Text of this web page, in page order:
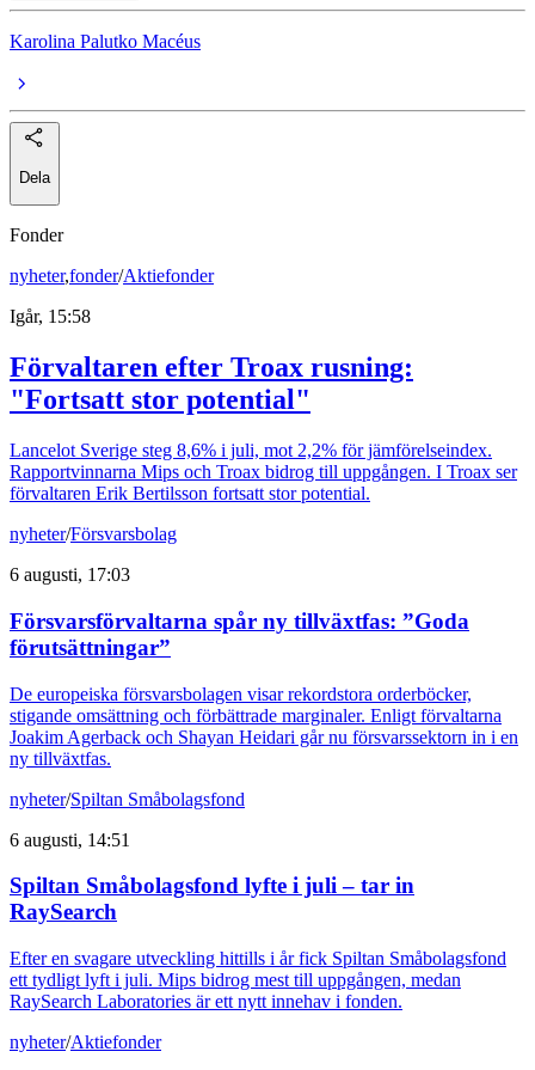
Karolina Palutko Macéus
Dela
Fonder
nyheter,fonder/Aktiefonder
Igår, 15:58
Förvaltaren efter Troax rusning:
"Fortsatt stor potential"
Lancelot Sverige steg 8,6% i juli, mot 2,2% för jämförelseindex.
Rapportvinnarna Mips och Troax bidrog till uppgången. I Troax ser
förvaltaren Erik Bertilsson fortsatt stor potential.
nyheter/Försvarsbolag
6 augusti, 17:03
Försvarsförvaltarna spår ny tillväxtfas: ”Goda
förutsättningar”
De europeiska försvarsbolagen visar rekordstora orderböcker,
stigande omsättning och förbättrade marginaler. Enligt förvaltarna
Joakim Agerback och Shayan Heidari går nu försvarssektorn in i en
ny tillväxtfas.
nyheter/Spiltan Småbolagsfond
6 augusti, 14:51
Spiltan Småbolagsfond lyfte i juli – tar in
RaySearch
Efter en svagare utveckling hittills i år fick Spiltan Småbolagsfond
ett tydligt lyft i juli. Mips bidrog mest till uppgången, medan
RaySearch Laboratories är ett nytt innehav i fonden.
nyheter/Aktiefonder